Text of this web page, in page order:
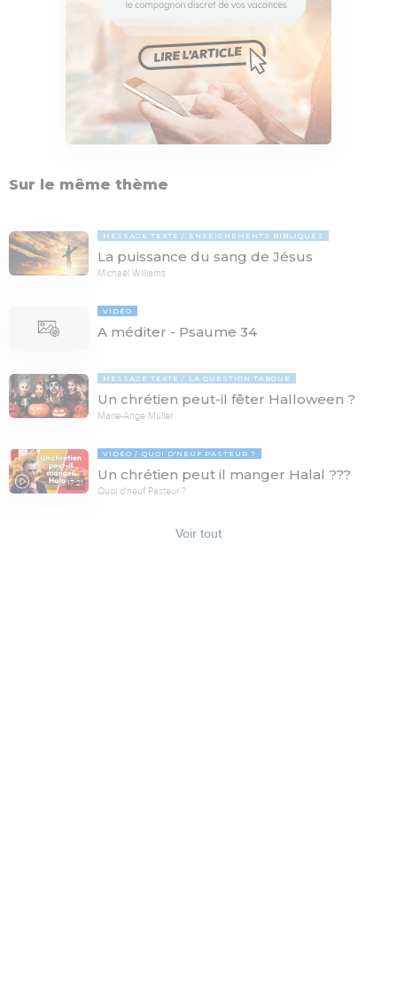
Sur le même thème
MESSAGE TEXTE ENSEIGNEMENTS BIBLIQUES
La puissance du sang de Jésus
Michaël Williams
VIDÉO
A méditer - Psaume 34
MESSAGE TEXTE LA QUESTION TABOUE
Un chrétien peut-il fêter Halloween ?
Marie-Ange Muller
17:21
VIDÉO QUOI D'NEUF PASTEUR ?
Un chrétien peut il manger Halal ???
Quoi d'neuf Pasteur ?
Voir tout